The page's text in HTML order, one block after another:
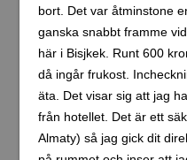
bort. Det var åtminstone
ganska snabbt framme
här i Bisjkek. Runt 600
då ingår frukost.
äta. Det visar sig att jag
från hotellet. Det är ett
Almaty) så jag gick dit